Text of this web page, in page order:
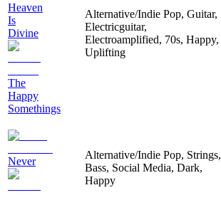
Heaven
Is
Divine
The
Happy
Somethings
Alternative/Indie Pop, Guitar,
Electricguitar,
Electroamplified, 70s, Happy,
Uplifting
Never
Alternative/Indie Pop, Strings,
Bass, Social Media, Dark,
Happy